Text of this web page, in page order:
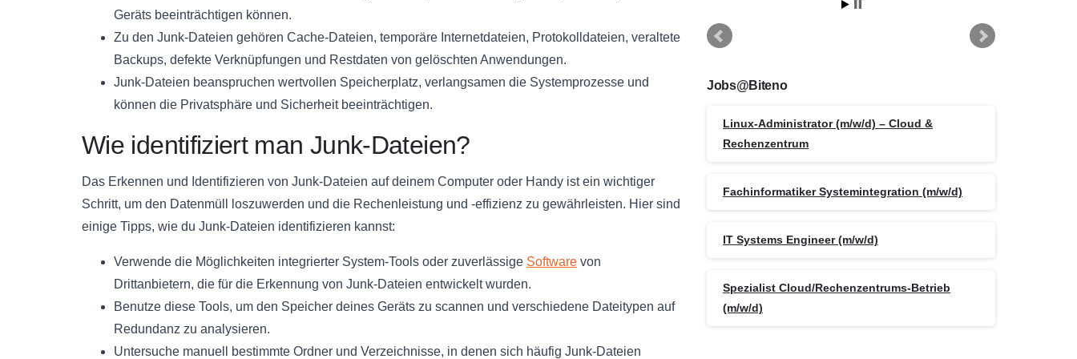
Geräts beeinträchtigen können.
Zu den Junk-Dateien gehören Cache-Dateien, temporäre Internetdateien, Protokolldateien, veraltete
Backups, defekte Verknüpfungen und Restdaten von gelöschten Anwendungen.
Junk-Dateien beanspruchen wertvollen Speicherplatz, verlangsamen die Systemprozesse und
können die Privatsphäre und Sicherheit beeinträchtigen.
Wie identifiziert man Junk-Dateien?
Das Erkennen und Identifizieren von Junk-Dateien auf deinem Computer oder Handy ist ein wichtiger
Schritt, um den Datenmüll loszuwerden und die Rechenleistung und -effizienz zu gewährleisten. Hier sind
einige Tipps, wie du Junk-Dateien identifizieren kannst:
Verwende die Möglichkeiten integrierter System-Tools oder zuverlässige Software von
Drittanbietern, die für die Erkennung von Junk-Dateien entwickelt wurden.
Benutze diese Tools, um den Speicher deines Geräts zu scannen und verschiedene Dateitypen auf
Redundanz zu analysieren.
Untersuche manuell bestimmte Ordner und Verzeichnisse, in denen sich häufig Junk-Dateien
Jobs@Biteno
Linux-Administrator (m/w/d) – Cloud &
Rechenzentrum
Fachinformatiker Systemintegration (m/w/d)
IT Systems Engineer (m/w/d)
Spezialist Cloud/Rechenzentrums-Betrieb
(m/w/d)